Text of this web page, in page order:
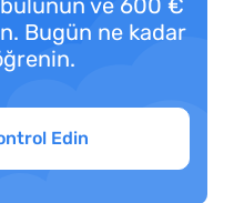
ve 600 €
Bugün ne kadar
Edin